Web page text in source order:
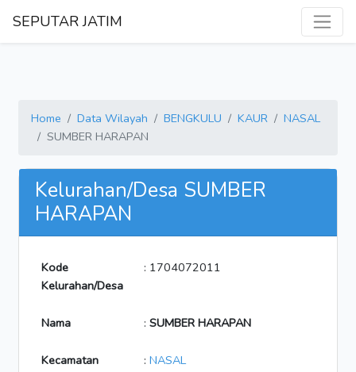
SEPUTAR JATIM
Home Data Wilayah BENGKULU KAUR
NASAL
SUMBER HARAPAN
Kelurahan/Desa SUMBER
HARAPAN
Kode
Kelurahan/Desa
: 1704072011
Nama : SUMBER HARAPAN
Kecamatan : NASAL